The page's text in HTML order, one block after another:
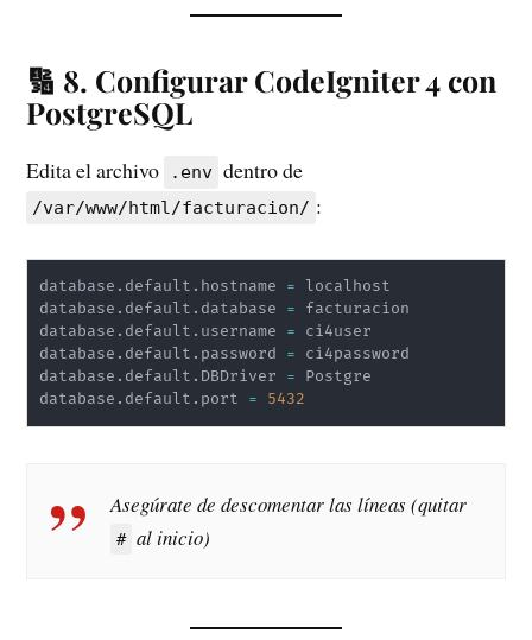
🔢 8. Configurar CodeIgniter 4 con
PostgreSQL
Edita el archivo .env dentro de
/var/www/html/facturacion/ :
database.default.hostname = localhost
database.default.database = facturacion
database.default.username = ci4user
database.default.password = ci4password
database.default.DBDriver = Postgre
database.default.port = 5432
Asegúrate de descomentar las líneas (quitar
# al inicio)